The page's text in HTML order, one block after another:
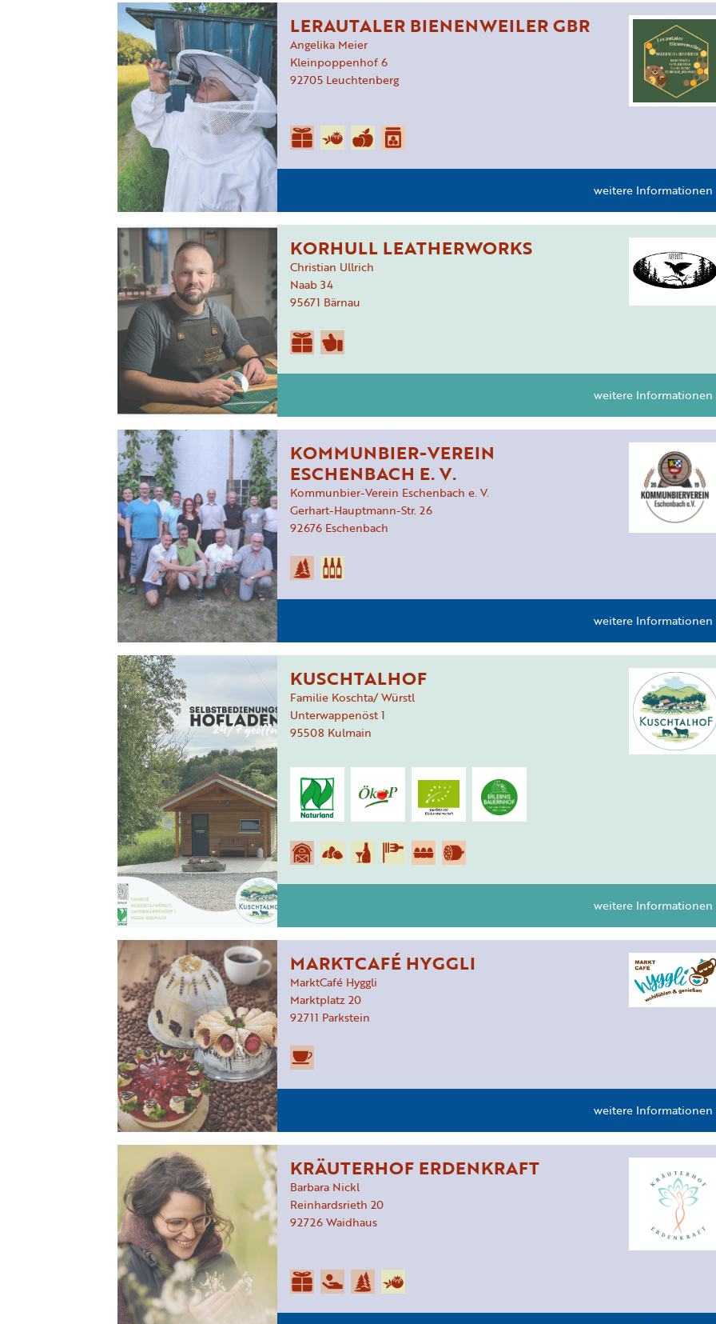
LERAUTALER BIENENWEILER GBR
Angelika Meier
Kleinpoppenhof6
92705 Leuchtenberg
weitere Informationen
KORHULL LEATHERWORKS
Christian Ullrich
Naab34
95671 Bärnau
weitere Informationen
KOMMUNBIER-VEREIN
ESCHENBACH E. V.
Kommunbier-Verein Eschenbach e. V.
Gerhart-Hauptmann-Str. 26
92676 Eschenbach
weitere Informationen
KUSCHTALHOF
Familie Koschta/ Würstl
Unterwappenöst1
95508 Kulmain
weitere Informationen
MARKTCAFÉ HYGGLI
MarktCafé Hyggli
Marktplatz20
92711 Parkstein
weitere Informationen
KRÄUTERHOF ERDENKRAFT
Barbara Nickl
Reinhardsrieth 20
92726Waidhaus